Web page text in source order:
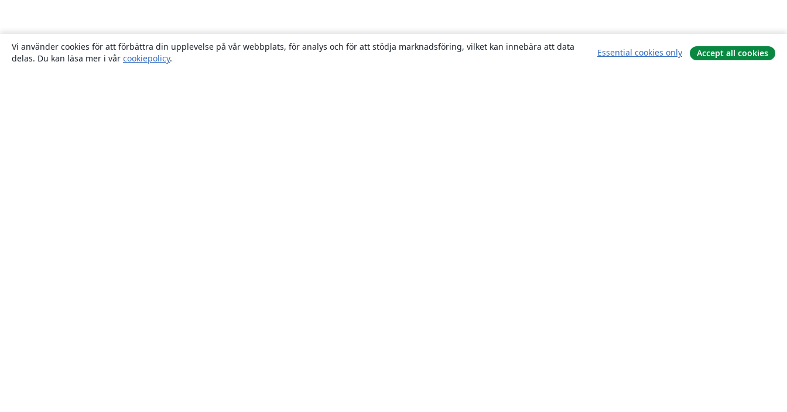
Vi använder cookies för att förbättra din upplevelse på vår webbplats, för analys och för att stödja marknadsföring, vilket kan innebära att data
delas. Du kan läsa mer i vår cookiepolicy.
Essential cookies only Accept all cookies